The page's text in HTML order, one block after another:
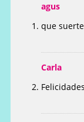
agus
que
Carla